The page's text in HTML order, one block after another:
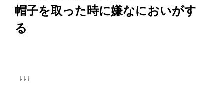
帽子を取った時に嫌なにおいがす
る
↓↓↓